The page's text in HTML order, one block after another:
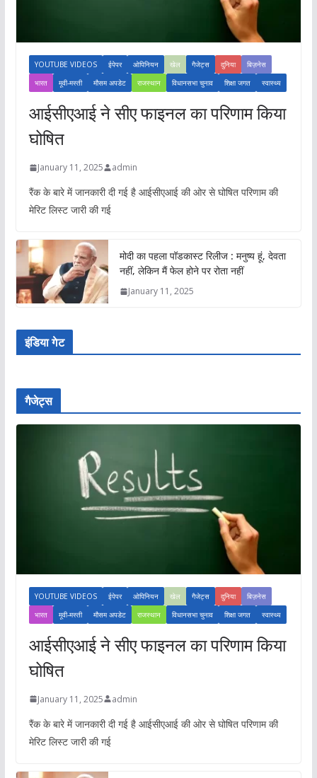
YOUTUBE VIDEOS ईपेपर ओपिनियन खेल गैजेट्स दुनिया
बिज़नेस
भारत
मूवी-मस्ती मौसम अपडेट राजस्थान विधानसभा चुनाव शिक्षा जगत स्वास्थ्य
आईसीएआई ने सीए फाइनल का परिणाम किया
घोषित
January 11, 2025 admin
रैंक के बारे में जानकारी दी गई है आईसीएआई की ओर से घोषित परिणाम की
मेरिट लिस्ट जारी की गई
मोदी का पहला पॉडकास्ट रिलीज : मनुष्य हूं, देवता
नहीं, लेकिन मैं फेल होने पर रोता नहीं
January 11, 2025
इंडिया गेट
गैजेट्स
YOUTUBE VIDEOS ईपेपर ओपिनियन खेल गैजेट्स दुनिया
बिज़नेस
भारत
मूवी-मस्ती मौसम अपडेट राजस्थान विधानसभा चुनाव शिक्षा जगत स्वास्थ्य
आईसीएआई ने सीए फाइनल का परिणाम किया
घोषित
January 11, 2025 admin
रैंक के बारे में जानकारी दी गई है आईसीएआई की ओर से घोषित परिणाम की
मेरिट लिस्ट जारी की गई